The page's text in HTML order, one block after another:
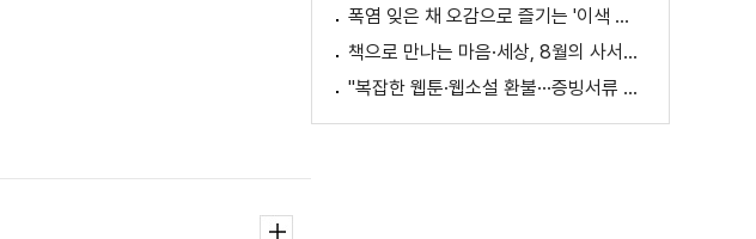
폭염 잊은 채 오감으로 즐기는 '이색 독서' 인기
책으로 만나는 마음·세상, 8월의 사서추천도서
"복잡한 웹툰·웹소설 환불···증빙서류 요구까지"